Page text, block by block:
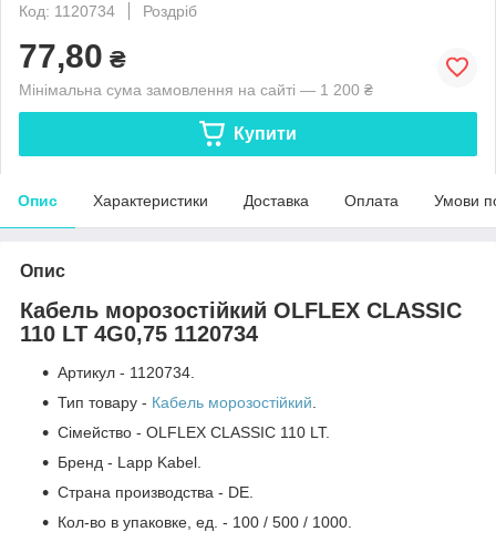
Код: 1120734
Роздріб
77,80 ₴
Мінімальна сума замовлення на сайті — 1 200 ₴
Купити
Опис Характеристики Доставка Оплата Умови
Опис
Кабель морозостійкий OLFLEX CLASSIC
110 LT 4G0,75 1120734
Артикул - 1120734.
Тип товару - Кабель морозостійкий.
Сімейство - OLFLEX CLASSIC 110 LT.
Бренд - Lapp Kabel.
Страна производства - DE.
Кол-во в упаковке, ед. - 100 / 500 / 1000.